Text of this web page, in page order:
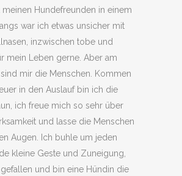
meinen Hundefreunden in einem
war ich etwas unsicher mit
inzwischen tobe und
mein Leben gerne. Aber am
mir die Menschen. Kommen
in den Auslauf bin ich die
ich freue mich so sehr über
und lasse die Menschen
Augen. Ich buhle um jeden
kleine Geste und Zuneigung,
und bin eine Hündin die